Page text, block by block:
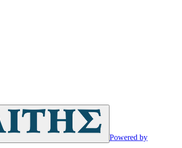
Powered by